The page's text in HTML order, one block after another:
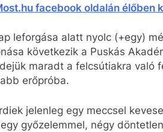
facebook oldalán élőben
leforgása alatt nyolc (+egy)
következik a Puskás
maradt a felcsútiakra való
erőpróba.
jelenleg egy meccsel
győzelemmel, négy